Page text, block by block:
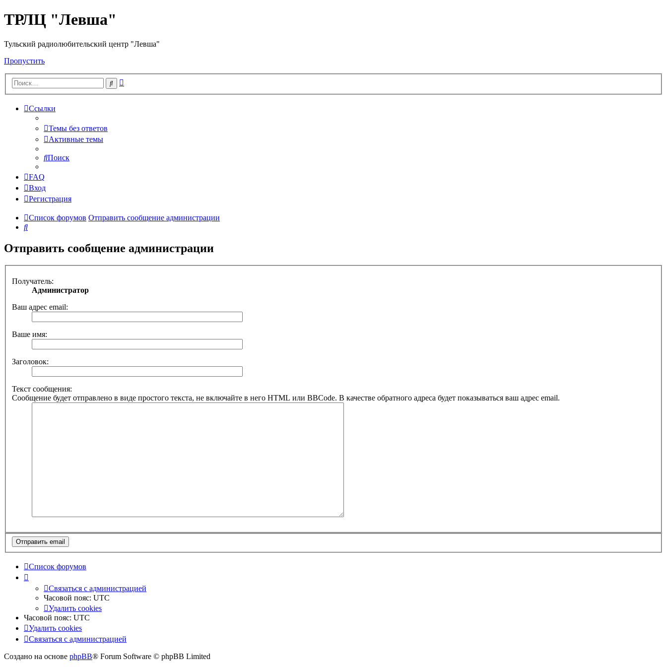
ТРЛЦ "Левша"
Тульский радиолюбительский центр "Левша"
Пропустить
Поиск
Ссылки
Темы без ответов
Активные темы
Поиск
FAQ
Вход
Регистрация
Список форумов Отправить сообщение администрации
Поиск
Отправить сообщение администрации
Получатель:
Администратор
Ваш адрес email:
Ваше имя:
Заголовок:
Текст сообщения:
Сообщение будет отправлено в виде простого текста, не включайте в него HTML или BBCode. В качестве обратного адреса будет показываться ваш адрес email.
Список форумов
Связаться с администрацией
Часовой пояс: UTC
Удалить cookies
Часовой пояс: UTC
Удалить cookies
Связаться с администрацией
Создано на основе phpBB® Forum Software © phpBB Limited